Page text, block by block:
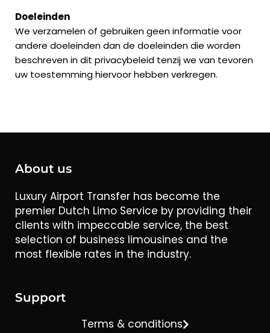
Doeleinden
We verzamelen of gebruiken geen informatie voor
andere doeleinden dan de doeleinden die worden
beschreven in dit privacybeleid tenzij we van tevoren
uw toestemming hiervoor hebben verkregen.
About us
Luxury Airport Transfer has become the
premier Dutch Limo Service by providing their
clients with impeccable service, the best
selection of business limousines and the
most flexible rates in the industry.
Support
Terms & conditions